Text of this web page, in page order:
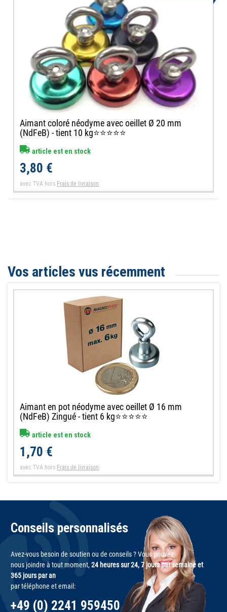
Aimant coloré néodyme avec oeillet Ø 20 mm
(NdFeB) - tient 10 kg⭐⭐⭐⭐⭐
article est en stock
3,80 €
avec TVA hors Frais de livraison
Vos articles vus récemment
Aimant en pot néodyme avec oeillet Ø 16 mm
(NdFeB) Zingué - tient 6 kg⭐⭐⭐⭐⭐
article est en stock
1,70 €
avec TVA hors Frais de livraison
Conseils personnalisés
Avez-vous besoin de soutien ou de conseils ? Vous pouvez
nous joindre à tout moment, 24 heures sur 24, 7 jours par semaine et
365 jours par an
par téléphone et email:
+49 (0) 2241 959450